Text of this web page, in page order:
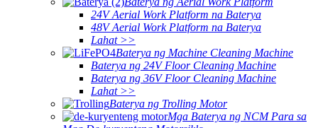
24V Aerial Work Platform na Baterya
48V Aerial Work Platform na Baterya
Lahat >>
Baterya ng Machine Cleaning Machine
Baterya ng 24V Floor Cleaning Machine
Baterya ng 36V Floor Cleaning Machine
Lahat >>
Baterya ng Trolling Motor
Mga Baterya ng NCM Para sa